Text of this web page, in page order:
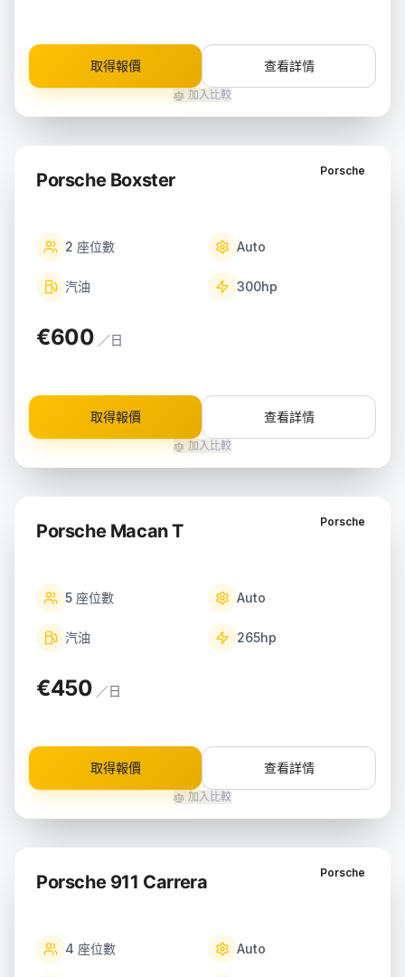
取得報價 查看詳情
加入比較
Porsche
Porsche Boxster
2 座位數 Auto
汽油 300hp
€600 ／日
取得報價 查看詳情
加入比較
Porsche
Porsche Macan T
5 座位數 Auto
汽油 265hp
€450 ／日
取得報價 查看詳情
加入比較
Porsche
Porsche 911 Carrera
4 座位數 Auto